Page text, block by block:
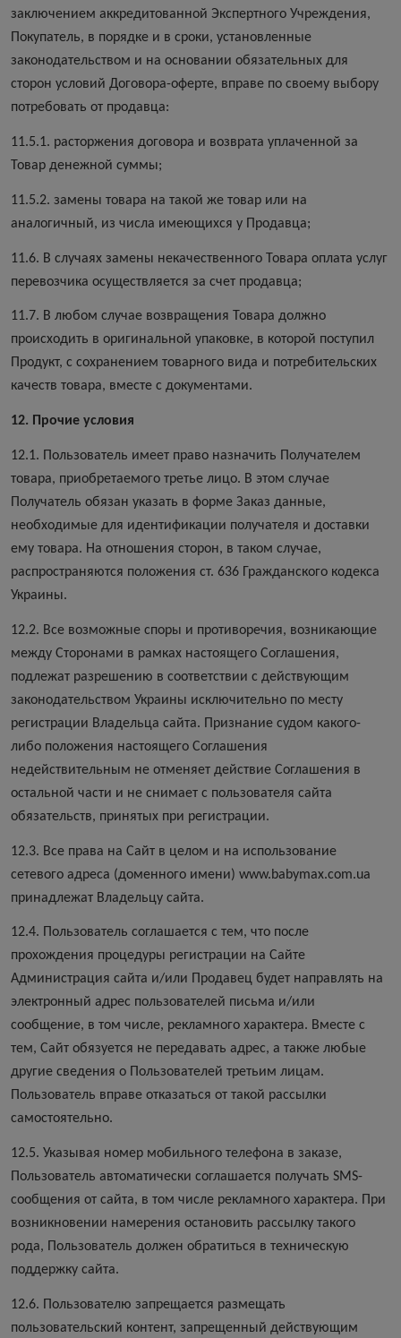
заключением аккредитованной Экспертного Учреждения,
Покупатель, в порядке и в сроки, установленные
законодательством и на основании обязательных для
сторон условий Договора-оферте, вправе по своему выбору
потребовать от продавца:
11.5.1. расторжения договора и возврата уплаченной за
Товар денежной суммы;
11.5.2. замены товара на такой же товар или на
аналогичный, из числа имеющихся у Продавца;
11.6. В случаях замены некачественного Товара оплата услуг
перевозчика осуществляется за счет продавца;
11.7. В любом случае возвращения Товара должно
происходить в оригинальной упаковке, в которой поступил
Продукт, с сохранением товарного вида и потребительских
качеств товара, вместе с документами.
12. Прочие условия
12.1. Пользователь имеет право назначить Получателем
товара, приобретаемого третье лицо. В этом случае
Получатель обязан указать в форме Заказ данные,
необходимые для идентификации получателя и доставки
ему товара. На отношения сторон, в таком случае,
распространяются положения ст. 636 Гражданского кодекса
Украины.
12.2. Все возможные споры и противоречия, возникающие
между Сторонами в рамках настоящего Соглашения,
подлежат разрешению в соответствии с действующим
законодательством Украины исключительно по месту
регистрации Владельца сайта. Признание судом какого-
либо положения настоящего Соглашения
недействительным не отменяет действие Соглашения в
остальной части и не снимает с пользователя сайта
обязательств, принятых при регистрации.
12.3. Все права на Сайт в целом и на использование
сетевого адреса (доменного имени) www.babymax.com.ua
принадлежат Владельцу сайта.
12.4. Пользователь соглашается с тем, что после
прохождения процедуры регистрации на Сайте
Администрация сайта и/или Продавец будет направлять на
электронный адрес пользователей письма и/или
сообщение, в том числе, рекламного характера. Вместе с
тем, Сайт обязуется не передавать адрес, а также любые
другие сведения о Пользователей третьим лицам.
Пользователь вправе отказаться от такой рассылки
самостоятельно.
12.5. Указывая номер мобильного телефона в заказе,
Пользователь автоматически соглашается получать SMS-
сообщения от сайта, в том числе рекламного характера. При
возникновении намерения остановить рассылку такого
рода, Пользователь должен обратиться в техническую
поддержку сайта.
12.6. Пользователю запрещается размещать
пользовательский контент, запрещенный действующим